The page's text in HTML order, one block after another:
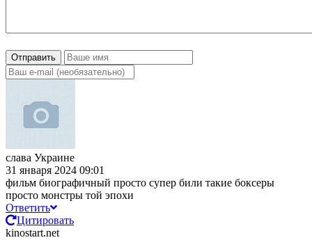
Отправить
слава Украине
31 января 2024 09:01
фильм биографичный просто супер били такие боксеры
просто монстры той эпохи
Ответить
Цитировать
kinostart.net